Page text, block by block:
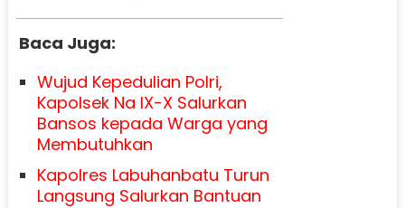
Baca Juga:
Wujud Kepedulian Polri,
Kapolsek Na IX-X Salurkan
Bansos kepada Warga yang
Membutuhkan
Kapolres Labuhanbatu Turun
Langsung Salurkan Bantuan